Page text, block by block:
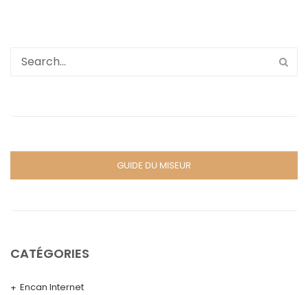
GUIDE DU MISEUR
CATÉGORIES
Encan Internet